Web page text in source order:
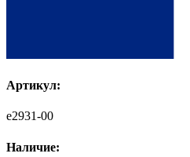
Артикул:
e2931-00
Наличие: